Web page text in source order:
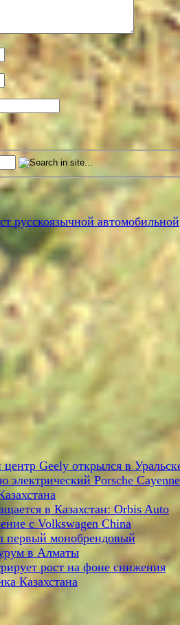
Geely открылся в
электрический Porsche Cayenne
в Казахстан: Orbis Auto
с Volkswagen China
первый монобрендовый
в Алматы
рост на фоне снижения
Казахстана